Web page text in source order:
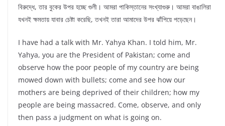
বিরুদ্ধে, তার বুকের উপর হচ্ছে গুলী। আমরা পাকিস্তানের সংখ্যাগুরু। আমরা বাঙালিরা
যখনই ক্ষমতায় যাবার চেষ্টা করেছি, তখনই তারা আমাদের উপর ঝাঁপিয়ে পড়েছেন।
I have had a talk with Mr. Yahya Khan. I told him, Mr.
Yahya, you are the President of Pakistan; come and
observe how the poor people of my country are being
mowed down with bullets; come and see how our
mothers are being deprived of their children; how my
people are being massacred. Come, observe, and only
then pass a judgment on what is going on.